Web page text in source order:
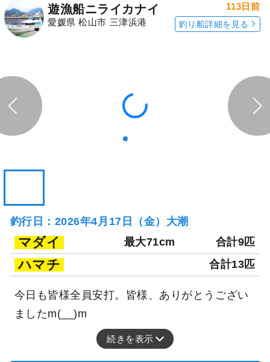
遊漁船ニライカナイ
愛媛県 松山市 三津浜港
113日前
釣り船詳細を見る
釣行日：2026年4月17日（金）大潮
マダイ 最大71cm 合計9匹
ハマチ 合計13匹
今日も皆様全員安打。皆様、ありがとうござい
ましたm(__)m
続きを表示